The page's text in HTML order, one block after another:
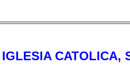
CATOLICA,